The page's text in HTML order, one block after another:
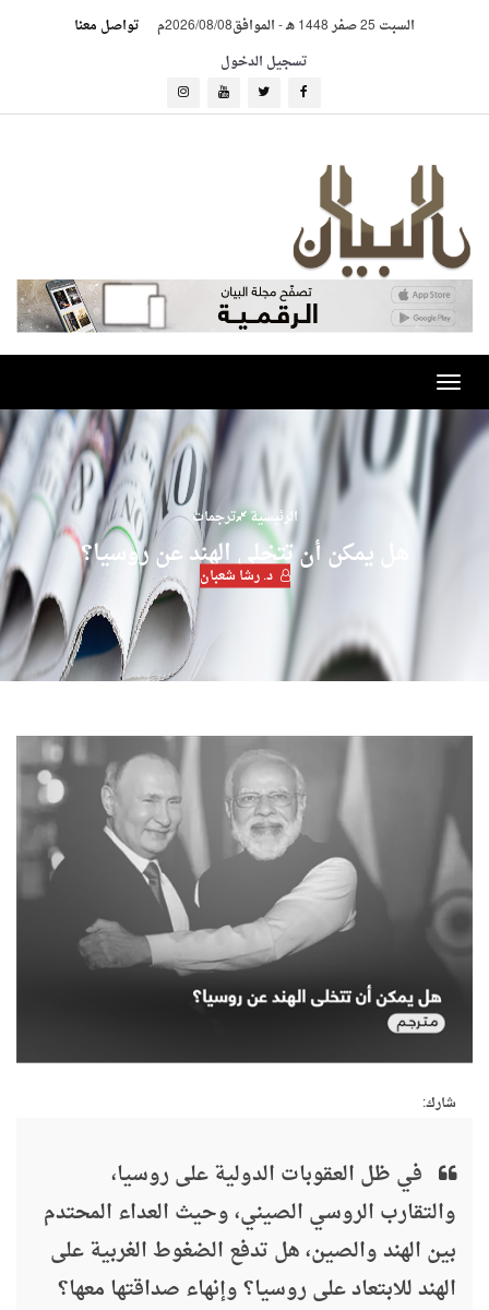
السبت 25 صفر 1448 هـ -الموافق2026/08/08م
تواصل معنا
تسجيل الدخول
Toggle
navigation
الرئيسية ترجمات
هل يمكن أن تتخلى الهند عن روسيا؟
د. رشا شعبان
شارك:
في ظل العقوبات الدولية على روسيا،
والتقارب الروسي الصيني، وحيث العداء المحتدم
بين الهند والصين، هل تدفع الضغوط الغربية على
الهند للابتعاد على روسيا؟ وإنهاء صداقتها معها؟